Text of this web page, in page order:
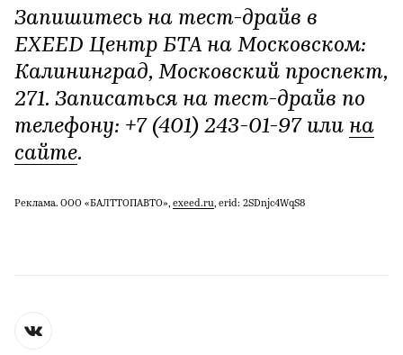
Запишитесь на тест-драйв в
EXEED Центр БТА на Московском:
Калининград, Московский проспект,
271. Записаться на тест-драйв по
телефону: +7 (401) 243-01-97 или на
сайте.
Реклама. ООО «БАЛТТОПАВТО», exeed.ru, erid: 2SDnjc4WqS8